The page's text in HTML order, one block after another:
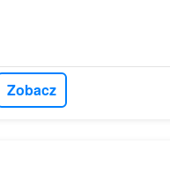
Zobacz